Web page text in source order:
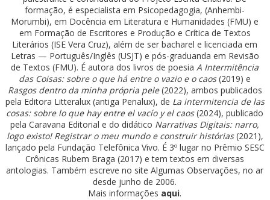
formação, é especialista em Psicopedagogia, (Anhembi-
Morumbi), em Docência em Literatura e Humanidades (FMU) e
em Formação de Escritores e Produção e Crítica de Textos
Literários (ISE Vera Cruz), além de ser bacharel e licenciada em
Letras — Português/Inglês (USJT) e pós-graduanda em Revisão
de Textos (FMU). É autora dos livros de poesiaA Intermitência
das Coisas: sobre o que há entre o vazio e o caos(2019) e
Rasgos dentro da minha própria pele(2022), ambos publicados
pela Editora Litteralux (antiga Penalux), de La intermitencia de las
cosas: sobre lo que hay entre el vacío y el caos(2024), publicado
pela Caravana Editorial e do didático Narrativas Digitais: narro,
logo existo! Registrar o meu mundo e construir histórias(2021),
lançado pela Fundação Telefônica Vivo. É 3º lugar no Prêmio SESC
Crônicas Rubem Braga (2017) e tem textos em diversas
antologias. Também escreve no site Algumas Observações, no ar
desde junho de 2006.
Mais informações aqui.